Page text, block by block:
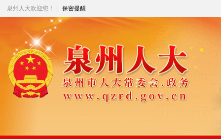
泉州人大欢迎您！ 保密提醒